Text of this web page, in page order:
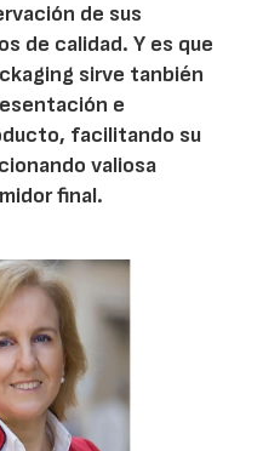
de sus
de calidad. Y es que
sirve tanbién
e
facilitando su
valiosa
final.